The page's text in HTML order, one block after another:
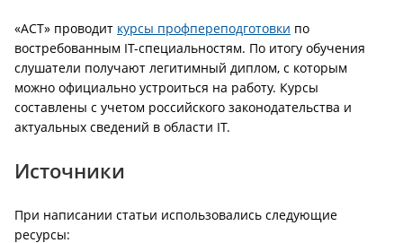
«АСТ» проводит курсы профпереподготовки по
востребованным IT-специальностям. По итогу обучения
слушатели получают легитимный диплом, с которым
можно официально устроиться на работу. Курсы
составлены с учетом российского законодательства и
актуальных сведений в области IT.
Источники
При написании статьи использовались следующие
ресурсы: